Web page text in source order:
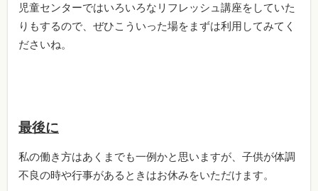
児童センターではいろいろなリフレッシュ講座をしていた
りもするので、ぜひこういった場をまずは利用してみてく
ださいね。
最後に
私の働き方はあくまでも一例かと思いますが、子供が体調
不良の時や行事があるときはお休みをいただけます。